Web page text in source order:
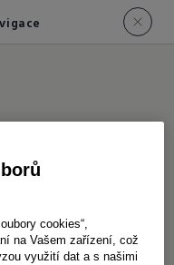
na
získáte
s vaším
cookies“,
na Vašem zařízení, což
využití dat a s našimi